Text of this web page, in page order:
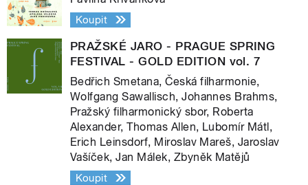
Koupit
PRAŽSKÉ JARO - PRAGUE SPRING
FESTIVAL - GOLD EDITION vol. 7
Bedřich Smetana, Česká filharmonie,
Wolfgang Sawallisch, Johannes Brahms,
Pražský filharmonický sbor, Roberta
Alexander, Thomas Allen, Lubomír Mátl,
Erich Leinsdorf, Miroslav Mareš, Jaroslav
Vašíček, Jan Málek, Zbyněk Matějů
Koupit